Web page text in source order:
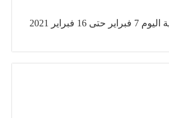
عروض نورى السعودية اليوم 7 فبراير حتى 16 فبراير 2021